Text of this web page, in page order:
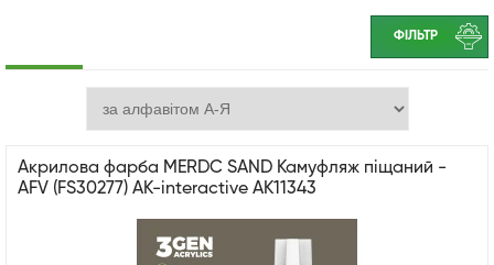
ФІЛЬТР
Акрилова фарба MERDC SAND Камуфляж піщаний -
AFV (FS30277) АК-interactive AK11343